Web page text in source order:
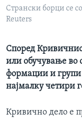
Странски борци се
Reuters
Според
или обучување во
формации и групи
најмалку четири
Кривично дело е